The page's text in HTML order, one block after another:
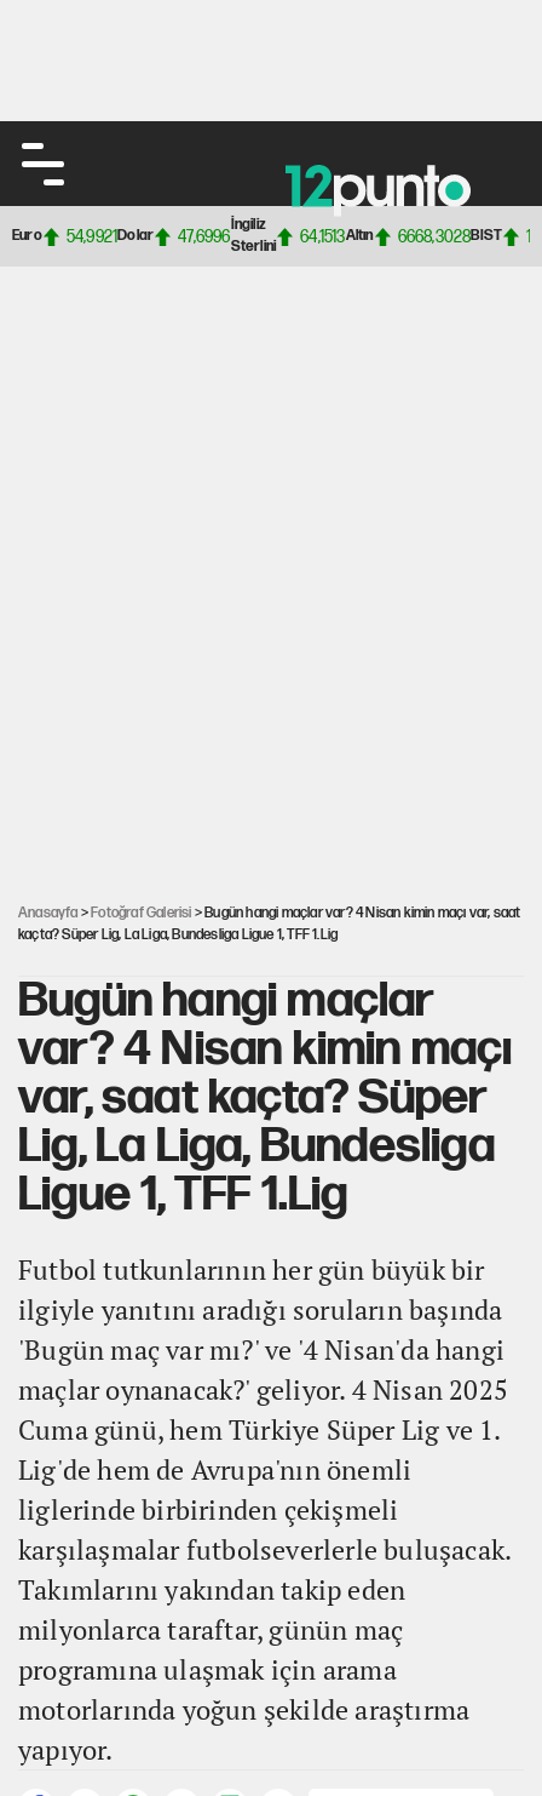
Euro 54,9921Dolar 47,6996
İngiliz
Sterlini
64,1513Altın 6668,3028BIST
Anasayfa >Fotoğraf Galerisi > Bugün hangi maçlar var? 4 Nisan kimin maçı var, saat
kaçta? Süper Lig, La Liga, Bundesliga Ligue 1, TFF 1.Lig
Bugün hangi maçlar
var? 4 Nisan kimin maçı
var, saat kaçta? Süper
Lig, La Liga, Bundesliga
Ligue 1, TFF 1.Lig
Futbol tutkunlarının her gün büyük bir
ilgiyle yanıtını aradığı soruların başında
'Bugün maç var mı?' ve '4 Nisan'da hangi
maçlar oynanacak?' geliyor. 4 Nisan 2025
Cuma günü, hem Türkiye Süper Lig ve 1.
Lig'de hem de Avrupa'nın önemli
liglerinde birbirinden çekişmeli
karşılaşmalar futbolseverlerle buluşacak.
Takımlarını yakından takip eden
milyonlarca taraftar, günün maç
programına ulaşmak için arama
motorlarında yoğun şekilde araştırma
yapıyor.